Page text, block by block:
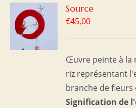
Source
€45,00
Œuvre peinte à la
riz représentant
branche de fleurs
Signification de